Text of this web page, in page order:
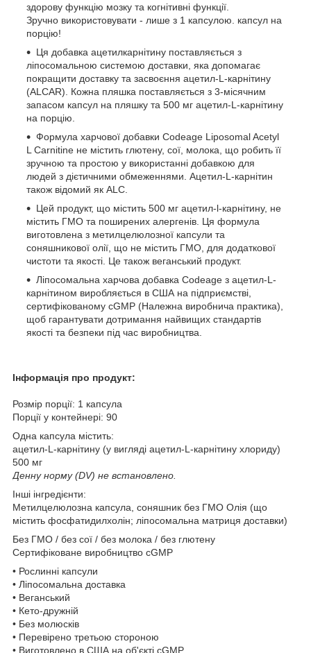
здорову функцію мозку та когнітивні функції.
Зручно використовувати - лише з 1 капсулою. капсул на
порцію!
Ця добавка ацетилкарнітину поставляється з
ліпосомальною системою доставки, яка допомагає
покращити доставку та засвоєння ацетил-L-карнітину
(ALCAR). Кожна пляшка поставляється з 3-місячним
запасом капсул на пляшку та 500 мг ацетил-L-карнітину
на порцію.
Формула харчової добавки Codeage Liposomal Acetyl
L Carnitine не містить глютену, сої, молока, що робить її
зручною та простою у використанні добавкою для
людей з дієтичними обмеженнями. Ацетил-L-карнітин
також відомий як ALC.
Цей продукт, що містить 500 мг ацетил-l-карнітину, не
містить ГМО та поширених алергенів. Ця формула
виготовлена з метилцелюлозної капсули та
соняшникової олії, що не містить ГМО, для додаткової
чистоти та якості. Це також веганський продукт.
Ліпосомальна харчова добавка Codeage з ацетил-L-
карнітином виробляється в США на підприємстві,
сертифікованому cGMP (Належна виробнича практика),
щоб гарантувати дотримання найвищих стандартів
якості та безпеки під час виробництва.
Інформація про продукт:
Розмір порції: 1 капсула
Порції у контейнері: 90
Одна капсула містить:
ацетил-L-карнітину (у вигляді ацетил-L-карнітину хлориду)
500 мг
Денну норму (DV) не встановлено.
Інші інгредієнти:
Метилцелюлозна капсула, соняшник без ГМО Олія (що
містить фосфатидилхолін; ліпосомальна матриця доставки)
Без ГМО / без сої / без молока / без глютену
Сертифіковане виробництво cGMP
• Рослинні капсули
• Ліпосомальна доставка
• Веганський
• Кето-дружній
• Без молюсків
• Перевірено третьою стороною
• Виготовлено в США на об'єкті cGMP